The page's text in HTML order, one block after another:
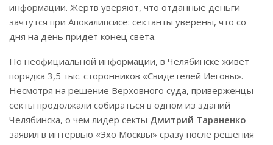
информации. Жертв уверяют, что отданные деньги
зачтутся при Апокалипсисе: сектанты уверены, что со
дня на день придет конец света.
По неофициальной информации, в Челябинске живет
порядка 3,5 тыс. сторонников «Свидетелей Иеговы».
Несмотря на решение Верховного суда, приверженцы
секты продолжали собираться в одном из зданий
Челябинска, о чем лидер секты Дмитрий Тараненко
заявил в интервью «Эхо Москвы» сразу после решения